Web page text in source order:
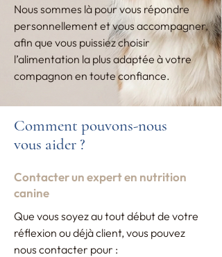
Nous sommes là pour vous répondre
personnellement et vous accompagner,
afin que vous puissiez choisir
l’alimentation la plus adaptée à votre
compagnon en toute confiance.
Contacter un expert en nutrition
canine
Que vous soyez au tout début de votre
réflexion ou déjà client, vous pouvez
nous contacter pour :
Comment pouvons-nous
vous aider ?